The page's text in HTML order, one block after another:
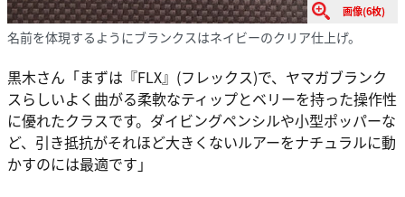
画像(6枚)
名前を体現するようにブランクスはネイビーのクリア仕上げ。
黒木さん「まずは『FLX』(フレックス)で、ヤマガブランク
スらしいよく曲がる柔軟なティップとベリーを持った操作性
に優れたクラスです。ダイビングペンシルや小型ポッパーな
ど、引き抵抗がそれほど大きくないルアーをナチュラルに動
かすのには最適です」